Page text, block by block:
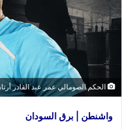
الحكم الصومالي عمر عبد القادر
واشنطن | برق السودان